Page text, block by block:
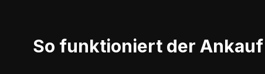
So funktioniert der Ankauf